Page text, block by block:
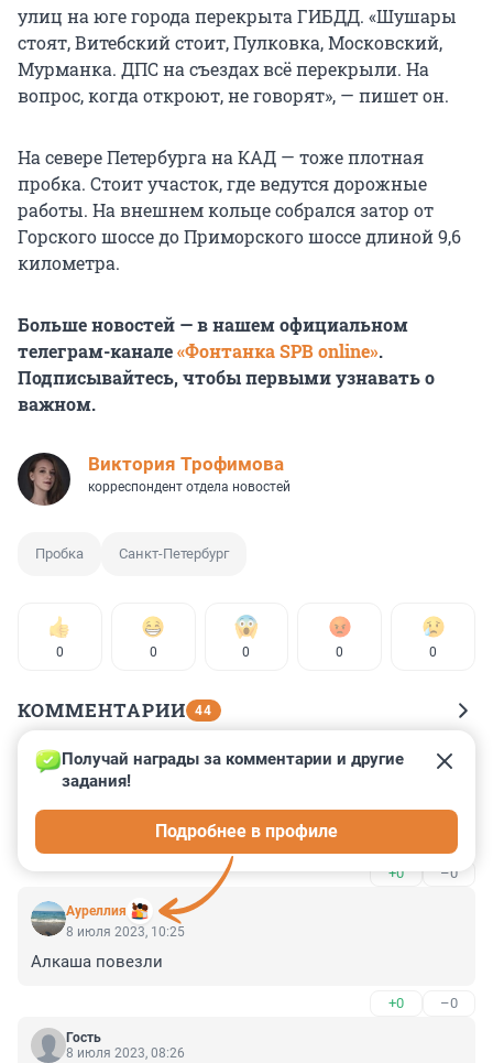
улиц на юге города перекрыта ГИБДД. «Шушары
стоят, Витебский стоит, Пулковка, Московский,
Мурманка. ДПС на съездах всё перекрыли. На
вопрос, когда откроют, не говорят», — пишет он.
На севере Петербурга на КАД — тоже плотная
пробка. Стоит участок, где ведутся дорожные
работы. На внешнем кольце собрался затор от
Горского шоссе до Приморского шоссе длиной 9,6
километра.
Больше новостей — в нашем официальном
телеграм-канале«Фонтанка SPB online».
Подписывайтесь, чтобы первыми узнавать о
важном.
Виктория Трофимова
корреспондент отдела новостей
Пробка Санкт-Петербург
0 0 0 0 0
КОММЕНТАРИИ 44
Гость
8 июля 2023, 16:34
Гибдд перекрыло выезды. Это не Пригожину
перекрывать трассу.
+0 –0
Ауреллия
Получай награды за комментарии и другие
задания!
Подробнее в профиле
8 июля 2023, 10:25
Алкаша повезли
+0 –0
Гость
8 июля 2023, 08:26